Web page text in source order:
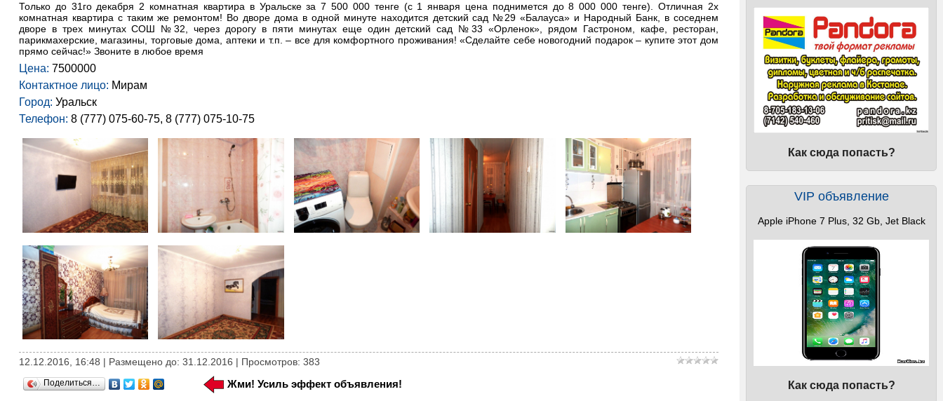
Как сюда попасть?
VIP объявление
Apple iPhone 7 Plus, 32 Gb, Jet Black
Как сюда попасть?
Только до 31го декабря 2 комнатная квартира в Уральске за 7 500 000 тенге (с 1 января цена поднимется до 8 000 000 тенге). Отличная 2х
комнатная квартира с таким же ремонтом! Во дворе дома в одной минуте находится детский сад №29 «Балауса» и Народный Банк, в соседнем
дворе в трех минутах СОШ №32, через дорогу в пяти минутах еще один детский сад №33 «Орленок», рядом Гастроном, кафе, ресторан,
парикмахерские, магазины, торговые дома, аптеки и т.п. – все для комфортного проживания! «Сделайте себе новогодний подарок – купите этот дом
прямо сейчас!» Звоните в любое время
Цена: 7500000
Контактное лицо: Мирам
Город: Уральск
Телефон: 8 (777) 075-60-75, 8 (777) 075-10-75
12.12.2016, 16:48 | Размещено до: 31.12.2016 | Просмотров: 383
Поделиться… Жми! Усиль эффект объявления!